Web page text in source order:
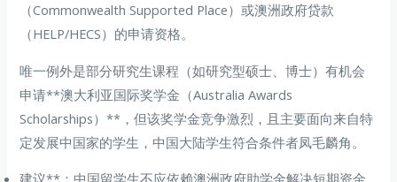
（Commonwealth Supported Place）或澳洲政府贷款
（HELP/HECS）的申请资格。
唯一例外是部分研究生课程（如研究型硕士、博士）有机会
申请**澳大利亚国际奖学金（Australia Awards
Scholarships）**，但该奖学金竞争激烈，且主要面向来自特
定发展中国家的学生，中国大陆学生符合条件者凤毛麟角。